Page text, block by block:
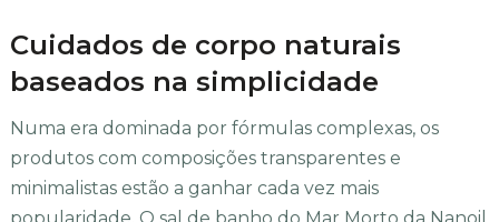
Cuidados de corpo naturais
baseados na simplicidade
Numa era dominada por fórmulas complexas, os
produtos com composições transparentes e
minimalistas estão a ganhar cada vez mais